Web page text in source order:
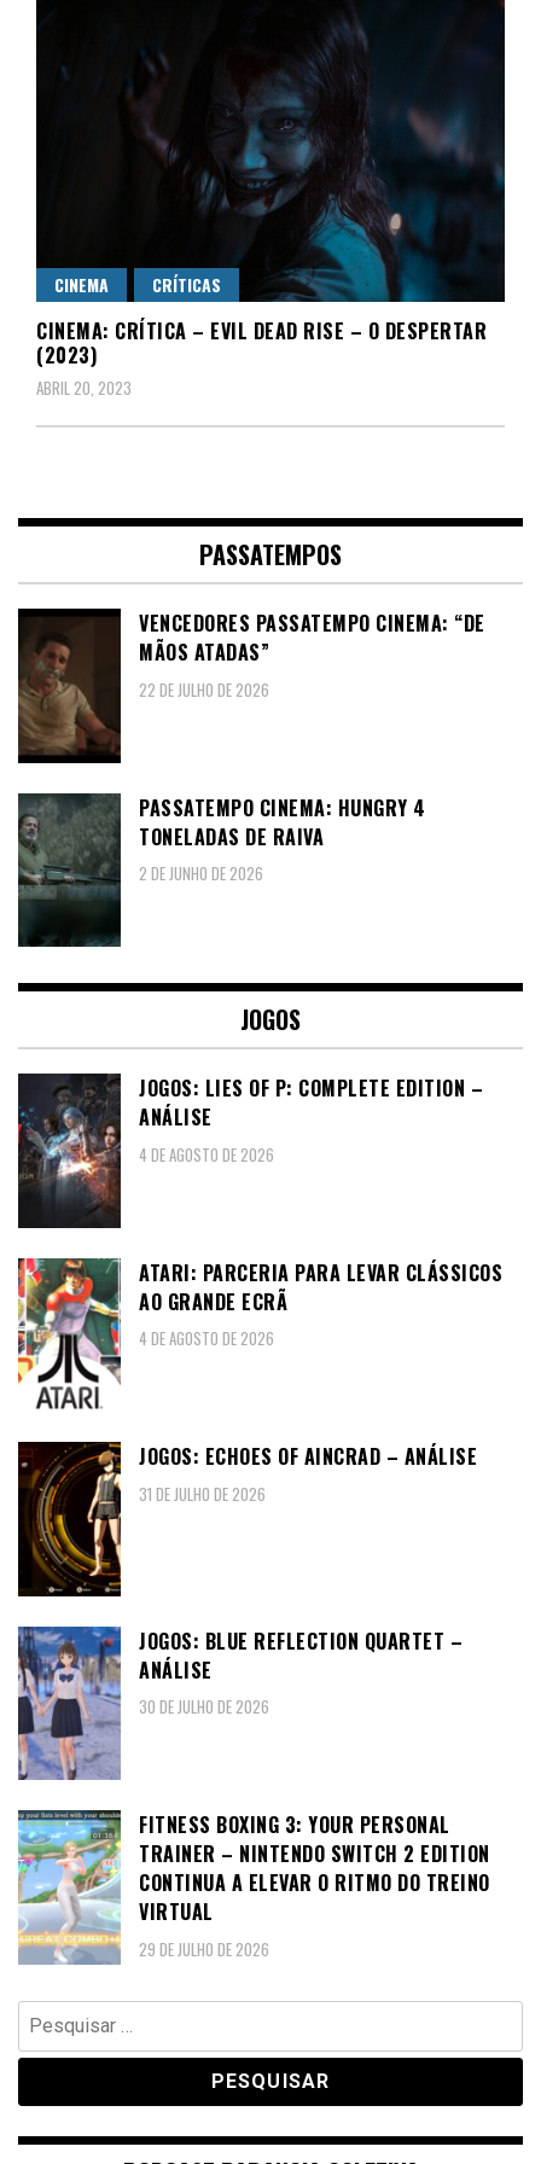
CINEMA CRÍTICAS
CINEMA: CRÍTICA – EVIL DEAD RISE – O DESPERTAR
(2023)
ABRIL 20, 2023
PASSATEMPOS
VENCEDORES PASSATEMPO CINEMA: “DE
MÃOS ATADAS”
22 DE JULHO DE 2026
PASSATEMPO CINEMA: HUNGRY 4
TONELADAS DE RAIVA
2 DE JUNHO DE 2026
JOGOS
JOGOS: LIES OF P: COMPLETE EDITION –
ANÁLISE
4 DE AGOSTO DE 2026
ATARI: PARCERIA PARA LEVAR CLÁSSICOS
AO GRANDE ECRÃ
4 DE AGOSTO DE 2026
JOGOS: ECHOES OF AINCRAD – ANÁLISE
31 DE JULHO DE 2026
JOGOS: BLUE REFLECTION QUARTET –
ANÁLISE
30 DE JULHO DE 2026
FITNESS BOXING 3: YOUR PERSONAL
TRAINER – NINTENDO SWITCH 2 EDITION
CONTINUA A ELEVAR O RITMO DO TREINO
VIRTUAL
29 DE JULHO DE 2026
Pesquisar
por: